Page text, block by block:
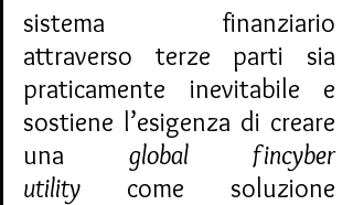
sistema finanziario
attraverso terze parti sia
praticamente inevitabile e
sostiene l’esigenza di creare
una global fincyber
utility come soluzione